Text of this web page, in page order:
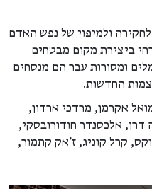
ולמיפוי של נפש האדם
ביצירת מקום מבטחים
ומסורות עבר הם מנסחים
החדשות.
אקרמן, מרדכי ארדון,
דרן, אלכסנדר חודורובסקי,
קרל קוניג, ז'אק קתמור,